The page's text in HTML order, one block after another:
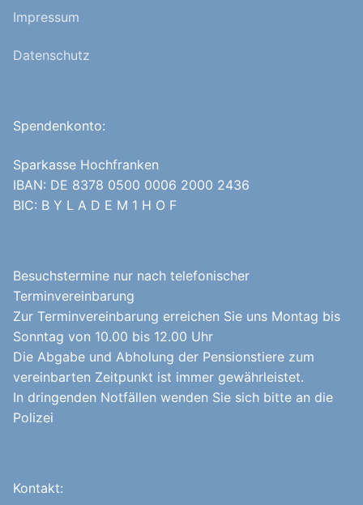
Impressum
Datenschutz
Spendenkonto:
Sparkasse Hochfranken
IBAN: DE 8378 0500 0006 2000 2436
BIC: B Y L A D E M 1 H O F
Besuchstermine nur nach telefonischer
Terminvereinbarung
Zur Terminvereinbarung erreichen Sie uns Montag bis
Sonntag von 10.00 bis 12.00 Uhr
Die Abgabe und Abholung der Pensionstiere zum
vereinbarten Zeitpunkt ist immer gewährleistet.
In dringenden Notfällen wenden Sie sich bitte an die
Polizei
Kontakt: